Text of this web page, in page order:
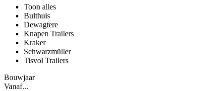
Toon alles
Bulthuis
Dewagtere
Knapen Trailers
Kraker
Schwarzmüller
Tisvol Trailers
Bouwjaar
Vanaf...